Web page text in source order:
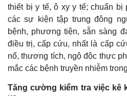
thiết bị y tế, ô xy y tế; chuẩn
các sự kiện tập trung đông
bệnh, phương tiện, sẵn sàng
điều trị, cấp cứu, nhất là cấp
nổ, thương tích, ngộ độc thực
mắc các bệnh truyền nhiễm
Tăng cường kiểm tra việc kê